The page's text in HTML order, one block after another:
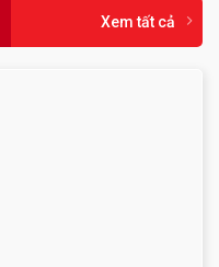
Xem tất cả